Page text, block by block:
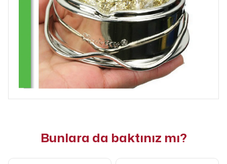
Bunlara da baktınız mı?